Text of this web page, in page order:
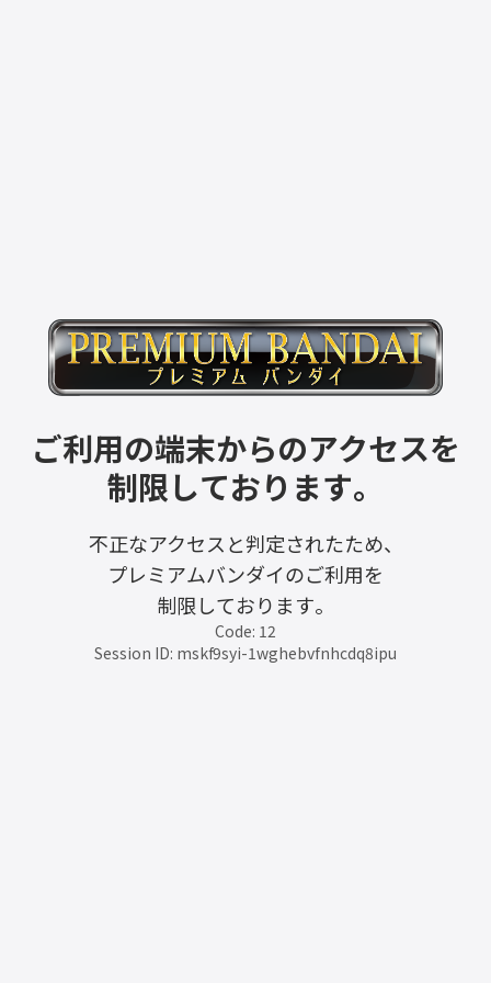
ご利用の端末からのアクセスを
制限しております。
不正なアクセスと判定されたため、
プレミアムバンダイのご利用を
制限しております。
Code: 12
Session ID: mskf9syi-1wghebvfnhcdq8ipu